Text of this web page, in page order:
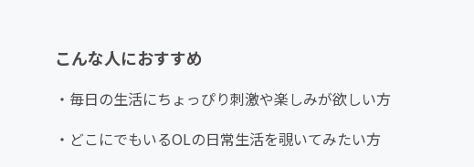
こんな人におすすめ
・毎日の生活にちょっぴり刺激や楽しみが欲しい方
・どこにでもいるOLの日常生活を覗いてみたい方